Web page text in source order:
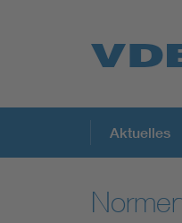
Top
Aktuelles